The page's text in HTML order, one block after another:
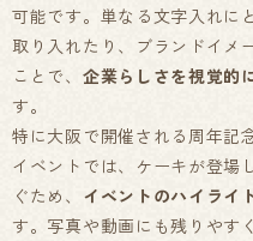
可能です。単なる文字入れに
取り入れたり、ブランドイメ
ことで、 企業らしさを視覚的
す。
特に大阪で開催される周年記
イベントでは、ケーキが登場
ぐため、 イベントのハイライ
す。写真や動画にも残りやす